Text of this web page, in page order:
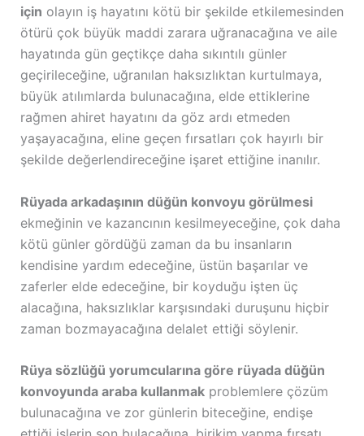
için olayın iş hayatını kötü bir şekilde etkilemesinden
ötürü çok büyük maddi zarara uğranacağına ve aile
hayatında gün geçtikçe daha sıkıntılı günler
geçirileceğine, uğranılan haksızlıktan kurtulmaya,
büyük atılımlarda bulunacağına, elde ettiklerine
rağmen ahiret hayatını da göz ardı etmeden
yaşayacağına, eline geçen fırsatları çok hayırlı bir
şekilde değerlendireceğine işaret ettiğine inanılır.
Rüyada arkadaşının düğün konvoyu görülmesi
ekmeğinin ve kazancının kesilmeyeceğine, çok daha
kötü günler gördüğü zaman da bu insanların
kendisine yardım edeceğine, üstün başarılar ve
zaferler elde edeceğine, bir koyduğu işten üç
alacağına, haksızlıklar karşısındaki duruşunu hiçbir
zaman bozmayacağına delalet ettiği söylenir.
Rüya sözlüğü yorumcularına göre rüyada düğün
konvoyunda araba kullanmakproblemlere çözüm
bulunacağına ve zor günlerin biteceğine, endişe